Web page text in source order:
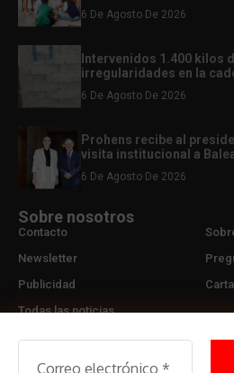
6 De Agosto De 2026
Intervenidos 1.400 kilos
irregularidades en la
6 De Agosto De 2026
Prohens recibe al
visita institucional a
6 De Agosto De 2026
Sobre nosotros
Contacto
Newsletter
Publicidad
Todas las noticias